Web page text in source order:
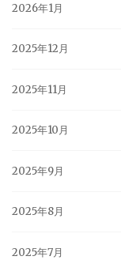
2026年1月
2025年12月
2025年11月
2025年10月
2025年9月
2025年8月
2025年7月